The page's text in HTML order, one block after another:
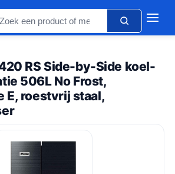
RS Side-by-Side koel-
506L No Frost,
E, roestvrij staal,